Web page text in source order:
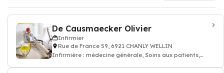
De Causmaecker Olivier
Infirmier
Rue de France 59, 6921 CHANLY WELLIN
Infirmière : médecine générale, Soins aux patients,